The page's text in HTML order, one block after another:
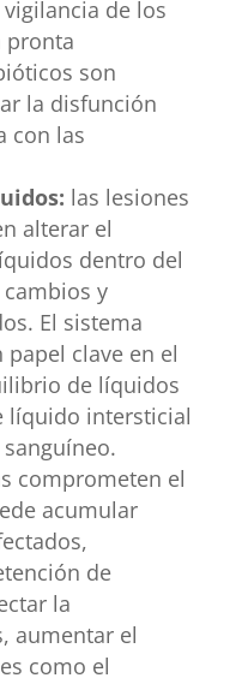
de los
pronta
son
la disfunción
con las
las lesiones
alterar el
dentro del
y
El sistema
clave en el
de líquidos
líquido intersticial
comprometen el
acumular
de
la
aumentar el
como el